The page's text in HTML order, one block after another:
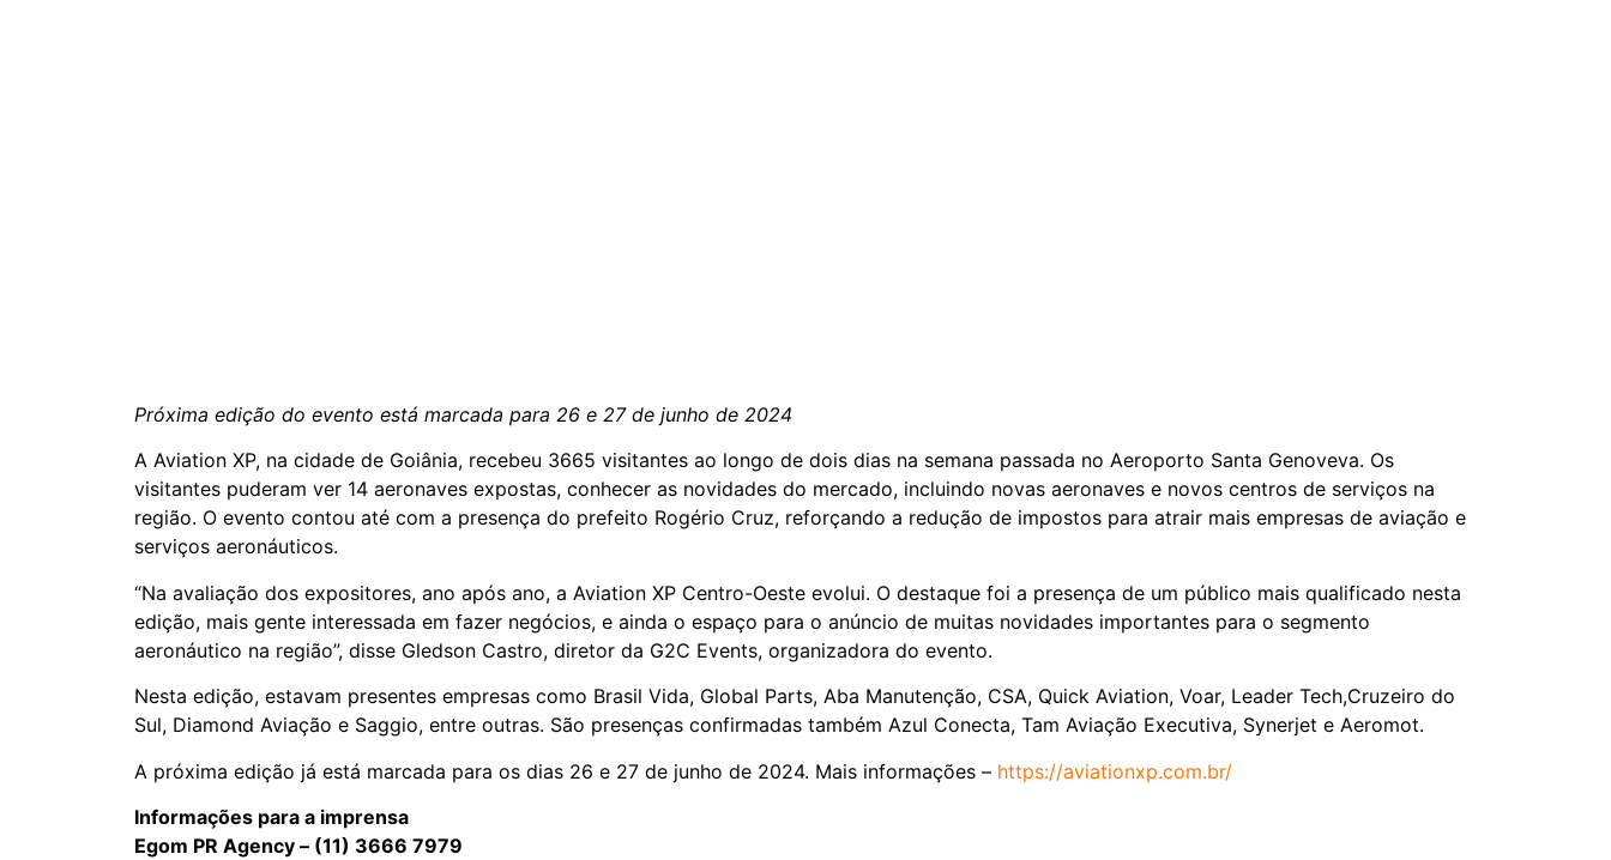
Próxima edição do evento está marcada para 26 e 27 de junho de 2024
A Aviation XP, na cidade de Goiânia, recebeu 3665 visitantes ao longo de dois dias na semana passada no Aeroporto Santa Genoveva. Os
visitantes puderam ver 14 aeronaves expostas, conhecer as novidades do mercado, incluindo novas aeronaves e novos centros de serviços na
região. O evento contou até com a presença do prefeito Rogério Cruz, reforçando a redução de impostos para atrair mais empresas de aviação e
serviços aeronáuticos.
“Na avaliação dos expositores, ano após ano, a Aviation XP Centro-Oeste evolui. O destaque foi a presença de um público mais qualificado nesta
edição, mais gente interessada em fazer negócios, e ainda o espaço para o anúncio de muitas novidades importantes para o segmento
aeronáutico na região”, disse Gledson Castro, diretor da G2C Events, organizadora do evento.
Nesta edição, estavam presentes empresas como Brasil Vida, Global Parts, Aba Manutenção, CSA, Quick Aviation, Voar, Leader Tech,Cruzeiro do
Sul, Diamond Aviação e Saggio, entre outras. São presenças confirmadas também Azul Conecta, Tam Aviação Executiva, Synerjet e Aeromot.
A próxima edição já está marcada para os dias 26 e 27 de junho de 2024. Mais informações – https://aviationxp.com.br/
Informações para a imprensa
Egom PR Agency – (11) 3666 7979